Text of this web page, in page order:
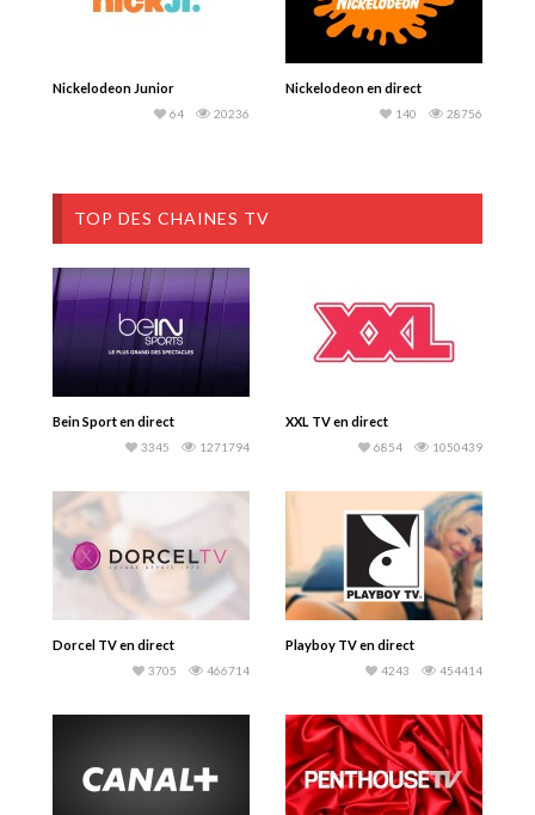
Nickelodeon Junior
20236
64
Nickelodeon en direct
28756
140
TOP DES CHAINES TV
Bein Sport en direct
1271794
3345
XXL TV en direct
1050439
6854
Dorcel TV en direct
466714
3705
Playboy TV en direct
454414
4243